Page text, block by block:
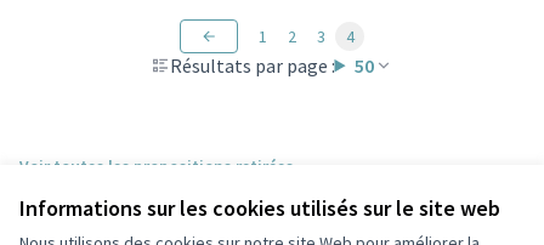
Informations sur les cookies utilisés sur le site web
Résultats par page : 50
1 2 3 4
Voir toutes les propositions retirées